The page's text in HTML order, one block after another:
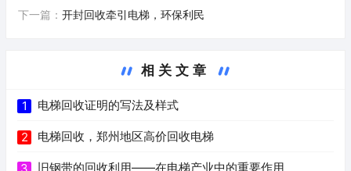
下一篇： 开封回收牵引电梯，环保利民
相关文章
1 电梯回收证明的写法及样式
2 电梯回收，郑州地区高价回收电梯
旧钢带的回收利用——在电梯产业中的重要作用